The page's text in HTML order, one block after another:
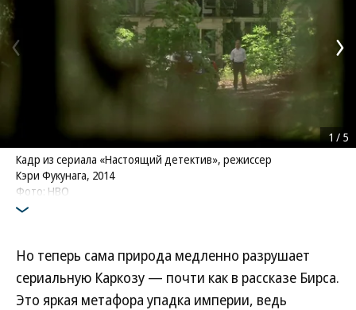
Кадр из сериала «Настоящий детектив», режиссер
Кэри Фукунага, 2014
Фото: HBO
1 / 5
Но теперь сама природа медленно разрушает
сериальную Каркозу — почти как в рассказе Бирса.
Это яркая метафора упадка империи, ведь